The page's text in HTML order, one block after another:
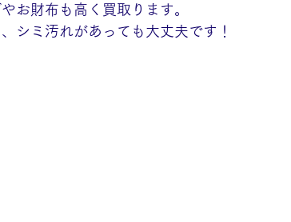
お財布も高く買取ります。
シミ汚れがあっても大丈夫です！